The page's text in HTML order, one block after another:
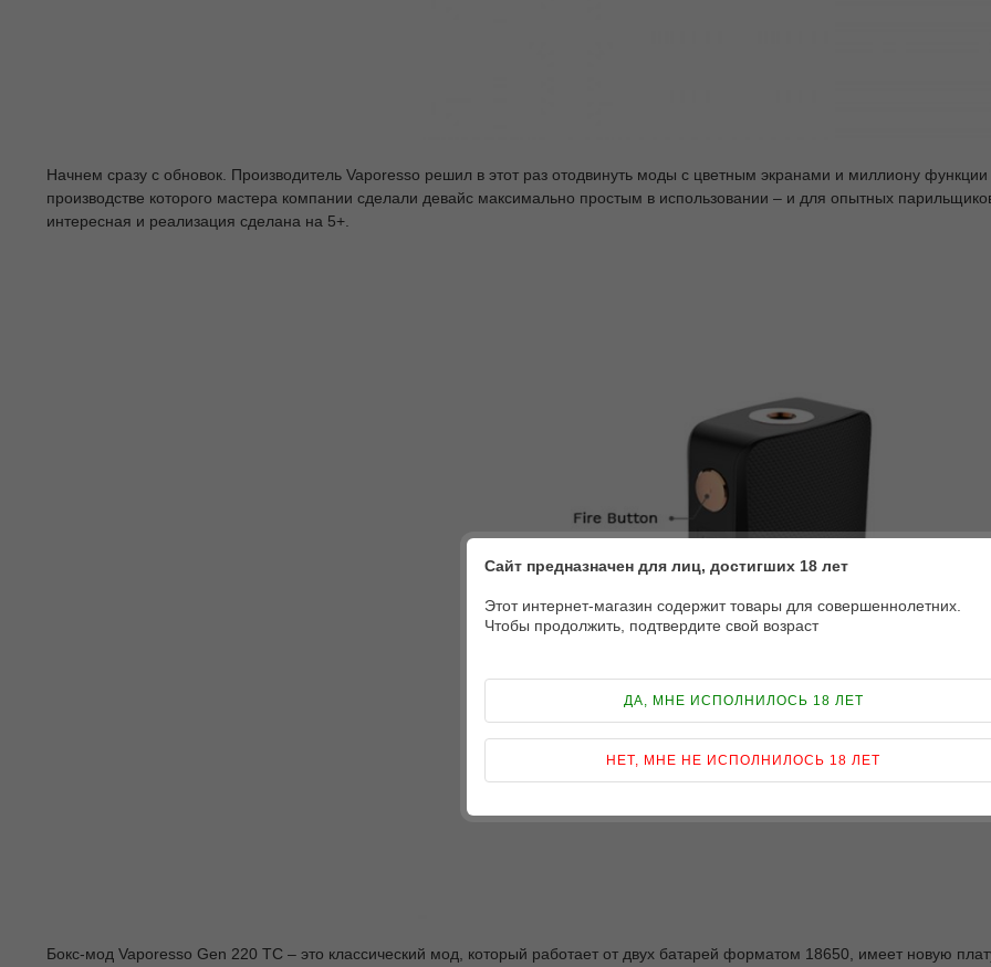
Начнем сразу с обновок. Производитель Vaporesso решил в этот раз отодвинуть моды с цветным экранами и миллиону
производстве которого мастера компании сделали девайс максимально простым в использовании – и для опытных
интересная и реализация сделана на 5+.
Бокс-мод Vaporesso Gen 220 TC – это классический мод, который работает от двух батарей форматом 18650, имеет новую
Сайт предназначен для лиц, достигших 18 лет
Этот интернет-магазин содержит товары для совершеннолетних.
Чтобы продолжить, подтвердите свой возраст
ДА, МНЕ ИСПОЛНИЛОСЬ 18 ЛЕТ
НЕТ, МНЕ НЕ ИСПОЛНИЛОСЬ 18 ЛЕТ